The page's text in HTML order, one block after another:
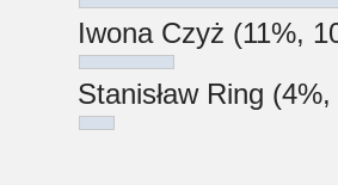
Iwona Czyż (11%,
Stanisław Ring (4%,